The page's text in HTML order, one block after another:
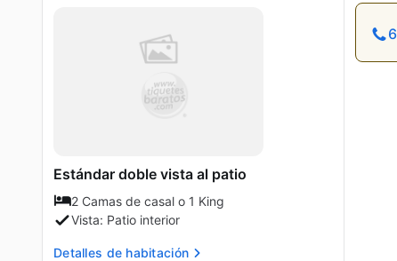
Estándar doble vista al patio
2 Camas de casal o 1 King
Vista: Patio interior
Detalles de habitación